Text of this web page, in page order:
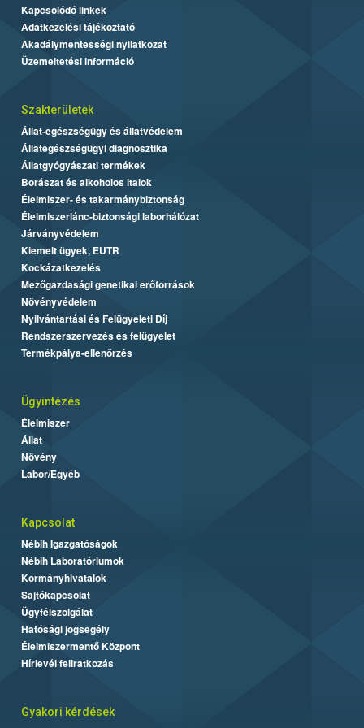
Kapcsolódó linkek
Adatkezelési tájékoztató
Akadálymentességi nyilatkozat
Üzemeltetési információ
Szakterületek
Állat-egészségügy és állatvédelem
Állategészségügyi diagnosztika
Állatgyógyászati termékek
Borászat és alkoholos italok
Élelmiszer- és takarmánybiztonság
Élelmiszerlánc-biztonsági laborhálózat
Járványvédelem
Kiemelt ügyek, EUTR
Kockázatkezelés
Mezőgazdasági genetikai erőforrások
Növényvédelem
Nyilvántartási és Felügyeleti Díj
Rendszerszervezés és felügyelet
Termékpálya-ellenőrzés
Ügyintézés
Élelmiszer
Állat
Növény
Labor/Egyéb
Kapcsolat
Nébih Igazgatóságok
Nébih Laboratóriumok
Kormányhivatalok
Sajtókapcsolat
Ügyfélszolgálat
Hatósági jogsegély
Élelmiszermentő Központ
Hírlevél feliratkozás
Gyakori kérdések